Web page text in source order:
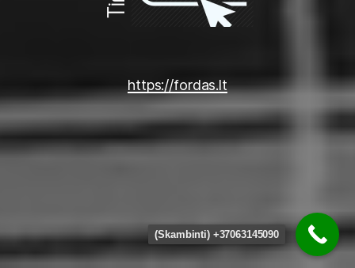
https://fordas.lt
(Skambinti) +37063145090